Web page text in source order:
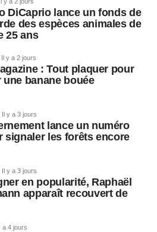
DiCaprio lance un fonds de
des espèces animales de
25 ans
Il y a 2 jours
: Tout plaquer pour
banane bouée
Il y a 3 jours
lance un numéro
signaler les forêts encore
Il y a 3 jours
en popularité, Raphaël
apparaît recouvert de
a 4 jours